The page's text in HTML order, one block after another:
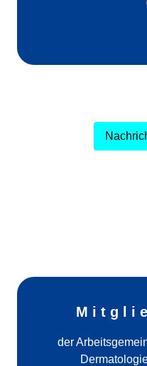
M i t g l i
der